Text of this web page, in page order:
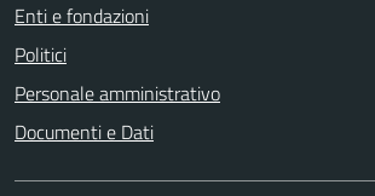
Enti e fondazioni
Politici
Personale amministrativo
Documenti e Dati